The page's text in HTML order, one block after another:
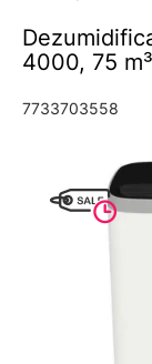
4000, 75
7733703558